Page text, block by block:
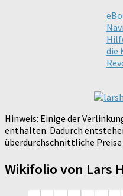
die
Hinweis: Einige der
enthalten. Dadurch
überdurchschnittliche
Wikifolio von Lars